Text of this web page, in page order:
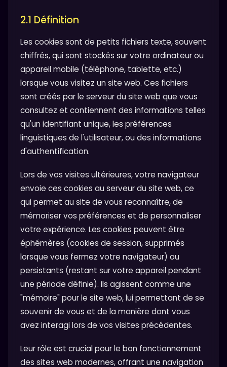
2.1 Définition
Les cookies sont de petits fichiers texte, souvent
chiffrés, qui sont stockés sur votre ordinateur ou
appareil mobile (téléphone, tablette, etc.)
lorsque vous visitez un site web. Ces fichiers
sont créés par le serveur du site web que vous
consultez et contiennent des informations telles
qu'un identifiant unique, les préférences
linguistiques de l'utilisateur, ou des informations
d'authentification.
Lors de vos visites ultérieures, votre navigateur
envoie ces cookies au serveur du site web, ce
qui permet au site de vous reconnaître, de
mémoriser vos préférences et de personnaliser
votre expérience. Les cookies peuvent être
éphémères (cookies de session, supprimés
lorsque vous fermez votre navigateur) ou
persistants (restant sur votre appareil pendant
une période définie). Ils agissent comme une
"mémoire" pour le site web, lui permettant de se
souvenir de vous et de la manière dont vous
avez interagi lors de vos visites précédentes.
Leur rôle est crucial pour le bon fonctionnement
des sites web modernes, offrant une navigation